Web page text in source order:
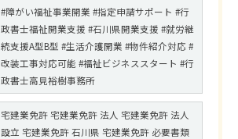
#障がい福祉事業開業 #指定申請サポート #行
政書士福祉開業支援 #石川県開業支援 #就労継
続支援A型B型 #生活介護開業 #物件紹介対応 #
改装工事対応可能 #福祉ビジネススタート #行
政書士高見裕樹事務所
宅建業免許 宅建業免許 法人 宅建業免許 法人
設立 宅建業免許 石川県 宅建業免許 必要書類